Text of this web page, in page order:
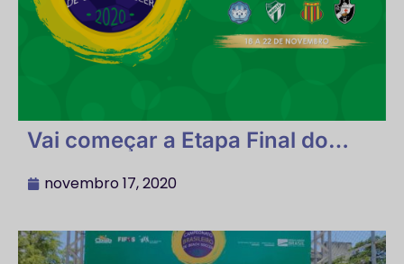
Vai começar a Etapa Final do
novembro 17, 2020